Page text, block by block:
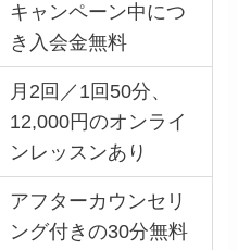
キャンペーン中につ
き入会金無料
月2回／1回50分、
12,000円のオンライ
ンレッスンあり
アフターカウンセリ
ング付きの30分無料